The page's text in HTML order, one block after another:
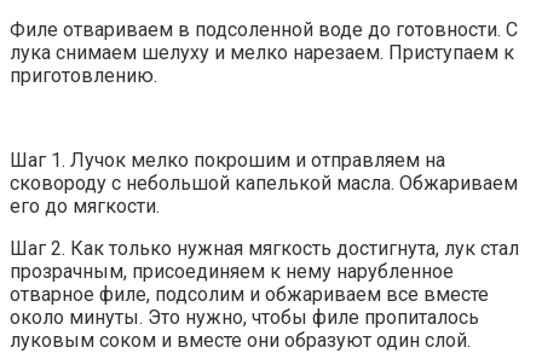
Филе отвариваем в подсоленной воде до готовности. С
лука снимаем шелуху и мелко нарезаем. Приступаем к
приготовлению.
Шаг 1. Лучок мелко покрошим и отправляем на
сковороду с небольшой капелькой масла. Обжариваем
его до мягкости.
Шаг 2. Как только нужная мягкость достигнута, лук стал
прозрачным, присоединяем к нему нарубленное
отварное филе, подсолим и обжариваем все вместе
около минуты. Это нужно, чтобы филе пропиталось
луковым соком и вместе они образуют один слой.